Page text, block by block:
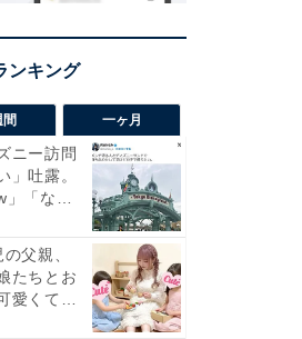
間 一ヶ月
ニー訪問
」吐露。
」「なん
父親、
たちとお
愛くて平